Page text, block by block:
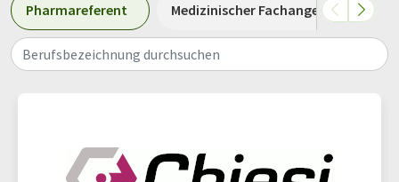
Pharmareferent Medizinischer Fachangestellter
Berufsbezeichnung durchsuchen